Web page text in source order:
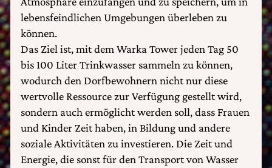
lebensfeindlichen Umgebungen überleben zu
können.
Das Ziel ist, mit dem Warka Tower jeden Tag 50
bis 100 Liter Trinkwasser sammeln zu können,
wodurch den Dorfbewohnern nicht nur diese
wertvolle Ressource zur Verfügung gestellt wird,
sondern auch ermöglicht werden soll, dass Frauen
und Kinder Zeit haben, in Bildung und andere
soziale Aktivitäten zu investieren. Die Zeit und
Energie, die sonst für den Transport von Wasser